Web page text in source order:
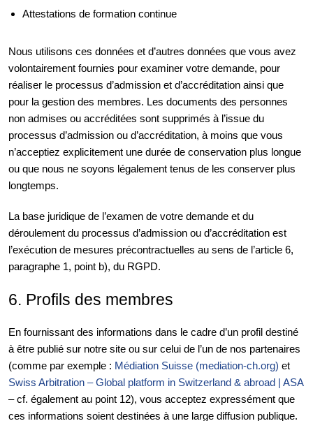
Attestations de formation continue
Nous utilisons ces données et d’autres données que vous avez
volontairement fournies pour examiner votre demande, pour
réaliser le processus d’admission et d’accréditation ainsi que
pour la gestion des membres. Les documents des personnes
non admises ou accréditées sont supprimés à l’issue du
processus d’admission ou d’accréditation, à moins que vous
n’acceptiez explicitement une durée de conservation plus longue
ou que nous ne soyons légalement tenus de les conserver plus
longtemps.
La base juridique de l’examen de votre demande et du
déroulement du processus d’admission ou d’accréditation est
l’exécution de mesures précontractuelles au sens de l’article 6,
paragraphe 1, point b), du RGPD.
6. Profils des membres
En fournissant des informations dans le cadre d’un profil destiné
à être publié sur notre site ou sur celui de l’un de nos partenaires
(comme par exemple : Médiation Suisse (mediation-ch.org) et
Swiss Arbitration – Global platform in Switzerland & abroad | ASA
– cf. également au point 12), vous acceptez expressément que
ces informations soient destinées à une large diffusion publique.